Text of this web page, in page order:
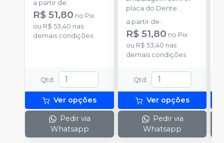
a partir de:
R$ 51,80 no Pix
ou R$ 53,40 nas
demais condições
Qtd :
Ver opções
Pedir via
Whatsapp
placa do Dente
Delara Kulzer.
a partir de:
R$ 51,80 no Pix
ou R$ 53,40 nas
demais condições
Qtd :
Ver opções
Pedir via
Whatsapp